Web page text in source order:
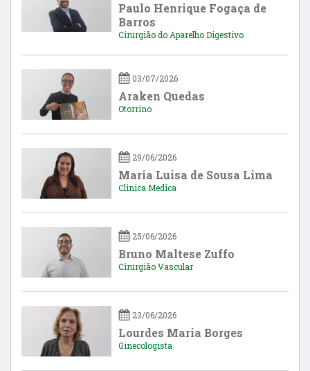
Paulo Henrique Fogaça de
Barros
Cirurgião do Aparelho Digestivo
03/07/2026
Araken Quedas
Otorrino
29/06/2026
Maria Luisa de Sousa Lima
Clinica Medica
25/06/2026
Bruno Maltese Zuffo
Cirurgião Vascular
23/06/2026
Lourdes Maria Borges
Ginecologista